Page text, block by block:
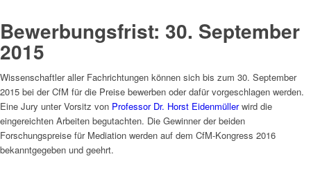
Bewerbungsfrist: 30. September
2015
Wissenschaftler aller Fachrichtungen können sich bis zum 30. September
2015 bei der CfM für die Preise bewerben oder dafür vorgeschlagen werden.
Eine Jury unter Vorsitz von Professor Dr. Horst Eidenmüllerwird die
eingereichten Arbeiten begutachten. Die Gewinner der beiden
Forschungspreise für Mediation werden auf dem CfM-Kongress 2016
bekanntgegeben und geehrt.